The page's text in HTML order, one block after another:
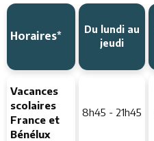
Horaires*
Du lundi au
jeudi
Vacances
scolaires
France et
Bénélux
8h45 - 21h45